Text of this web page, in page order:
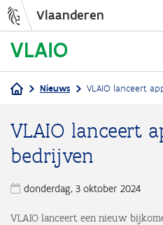
Vlaanderen
Nieuws VLAIO lanceert
VLAIO lanceert
bedrijven
donderdag, 3 oktober 2024
VLAIO lanceert een nieuw